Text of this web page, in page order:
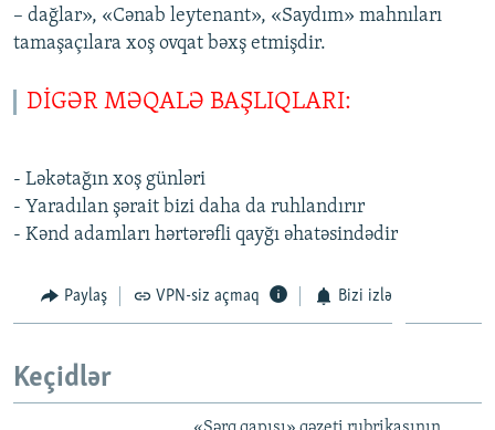
– dağlar», «Cənab leytenant», «Saydım» mahnıları
tamaşaçılara xoş ovqat bəxş etmişdir.
DİGƏR MƏQALƏ BAŞLIQLARI:
- Ləkətağın xoş günləri
- Yaradılan şərait bizi daha da ruhlandırır
- Kənd adamları hərtərəfli qayğı əhatəsindədir
Paylaş VPN-siz açmaq Bizi izlə
Keçidlər